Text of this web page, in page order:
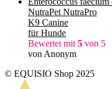
NutraPet NutraPro
K9 Canine
für Hunde
Bewertet mit 5 von 5
von Anonym
© EQUISIO Shop 2025